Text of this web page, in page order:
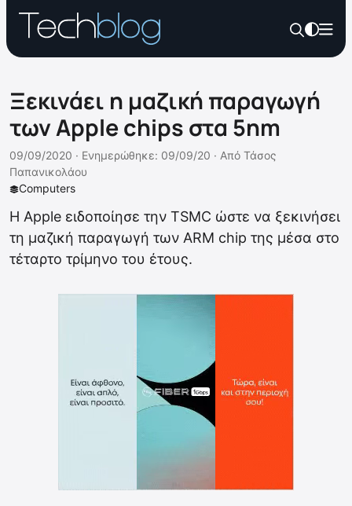
Ξεκινάει η μαζική παραγωγή
των Apple chips στα 5nm
Computers
09/09/2020 · Ενημερώθηκε: 09/09/20 · Από Τάσος
Παπανικολάου
Η Apple ειδοποίησε την TSMC ώστε να ξεκινήσει
τη μαζική παραγωγή των ARM chip της μέσα στο
τέταρτο τρίμηνο του έτους.